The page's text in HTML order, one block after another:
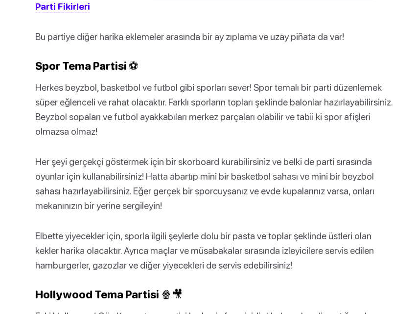
Parti Fikirleri
Bu partiye diğer harika eklemeler arasında bir ay zıplama ve uzay piñata da var!
Spor Tema Partisi ⚽
Herkes beyzbol, basketbol ve futbol gibi sporları sever! Spor temalı bir parti düzenlemek
süper eğlenceli ve rahat olacaktır. Farklı sporların topları şeklinde balonlar hazırlayabilirsiniz.
Beyzbol sopaları ve futbol ayakkabıları merkez parçaları olabilir ve tabii ki spor afişleri
olmazsa olmaz!
Her şeyi gerçekçi göstermek için bir skorboard kurabilirsiniz ve belki de parti sırasında
oyunlar için kullanabilirsiniz! Hatta abartıp mini bir basketbol sahası ve mini bir beyzbol
sahası hazırlayabilirsiniz. Eğer gerçek bir sporcuysanız ve evde kupalarınız varsa, onları
mekanınızın bir yerine sergileyin!
Elbette yiyecekler için, sporla ilgili şeylerle dolu bir pasta ve toplar şeklinde üstleri olan
kekler harika olacaktır. Ayrıca maçlar ve müsabakalar sırasında izleyicilere servis edilen
hamburgerler, gazozlar ve diğer yiyecekleri de servis edebilirsiniz!
Hollywood Tema Partisi 🍿🎥